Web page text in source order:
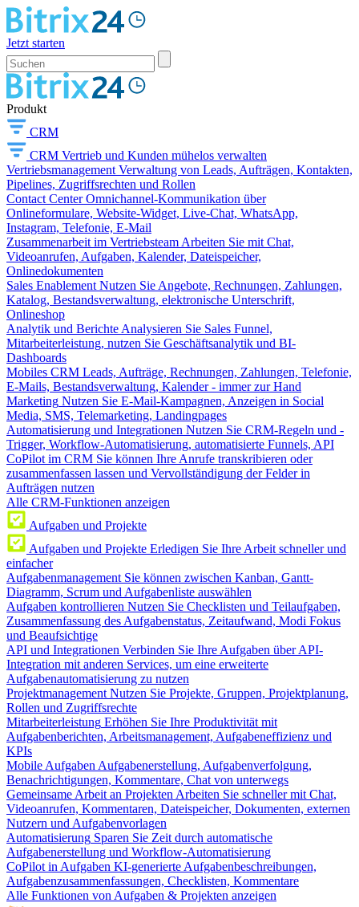
Jetzt starten
Produkt
CRM
CRM Vertrieb und Kunden mühelos verwalten
Vertriebsmanagement Verwaltung von Leads, Aufträgen, Kontakten,
Pipelines, Zugriffsrechten und Rollen
Contact Center Omnichannel-Kommunikation über
Onlineformulare, Website-Widget, Live-Chat, WhatsApp,
Instagram, Telefonie, E-Mail
Zusammenarbeit im Vertriebsteam Arbeiten Sie mit Chat,
Videoanrufen, Aufgaben, Kalender, Dateispeicher,
Onlinedokumenten
Sales Enablement Nutzen Sie Angebote, Rechnungen, Zahlungen,
Katalog, Bestandsverwaltung, elektronische Unterschrift,
Onlineshop
Analytik und Berichte Analysieren Sie Sales Funnel,
Mitarbeiterleistung, nutzen Sie Geschäftsanalytik und BI-
Dashboards
Mobiles CRM Leads, Aufträge, Rechnungen, Zahlungen, Telefonie,
E-Mails, Bestandsverwaltung, Kalender - immer zur Hand
Marketing Nutzen Sie E-Mail-Kampagnen, Anzeigen in Social
Media, SMS, Telemarketing, Landingpages
Automatisierung und Integrationen Nutzen Sie CRM-Regeln und -
Trigger, Workflow-Automatisierung, automatisierte Funnels, API
CoPilot im CRM Sie können Ihre Anrufe transkribieren oder
zusammenfassen lassen und Vervollständigung der Felder in
Aufträgen nutzen
Alle CRM-Funktionen anzeigen
Aufgaben und Projekte
Aufgaben und Projekte Erledigen Sie Ihre Arbeit schneller und
einfacher
Aufgabenmanagement Sie können zwischen Kanban, Gantt-
Diagramm, Scrum und Aufgabenliste auswählen
Aufgaben kontrollieren Nutzen Sie Checklisten und Teilaufgaben,
Zusammenfassung des Aufgabenstatus, Zeitaufwand, Modi Fokus
und Beaufsichtige
API und Integrationen Verbinden Sie Ihre Aufgaben über API-
Integration mit anderen Services, um eine erweiterte
Aufgabenautomatisierung zu nutzen
Projektmanagement Nutzen Sie Projekte, Gruppen, Projektplanung,
Rollen und Zugriffsrechte
Mitarbeiterleistung Erhöhen Sie Ihre Produktivität mit
Aufgabenberichten, Arbeitsmanagement, Aufgabeneffizienz und
KPIs
Mobile Aufgaben Aufgabenerstellung, Aufgabenverfolgung,
Benachrichtigungen, Kommentare, Chat von unterwegs
Gemeinsame Arbeit an Projekten Arbeiten Sie schneller mit Chat,
Videoanrufen, Kommentaren, Dateispeicher, Dokumenten, externen
Nutzern und Aufgabenvorlagen
Automatisierung Sparen Sie Zeit durch automatische
Aufgabenerstellung und Workflow-Automatisierung
CoPilot in Aufgaben KI-generierte Aufgabenbeschreibungen,
Aufgabenzusammenfassungen, Checklisten, Kommentare
Alle Funktionen von Aufgaben & Projekten anzeigen